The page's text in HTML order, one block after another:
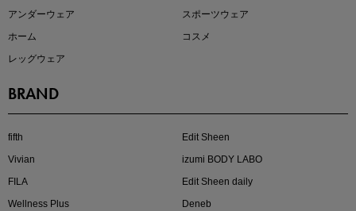
真夏のオフィスカジュアル
アンダーウェア
スポーツウェア
ホーム
コスメ
レッグウェア
BRAND
fifth
Edit Sheen
Vivian
izumi BODY LABO
FILA
Edit Sheen daily
Wellness Plus
Deneb